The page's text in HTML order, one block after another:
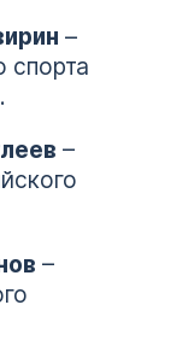
–
спорта
–
–